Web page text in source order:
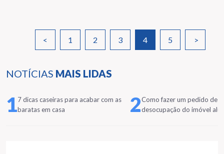
NOTÍCIAS MAIS LIDAS
17 dicas caseiras para acabar com as
baratas em casa
2Como fazer um pedido de
desocupação do imóvel
< 1 2 3 4 5 >